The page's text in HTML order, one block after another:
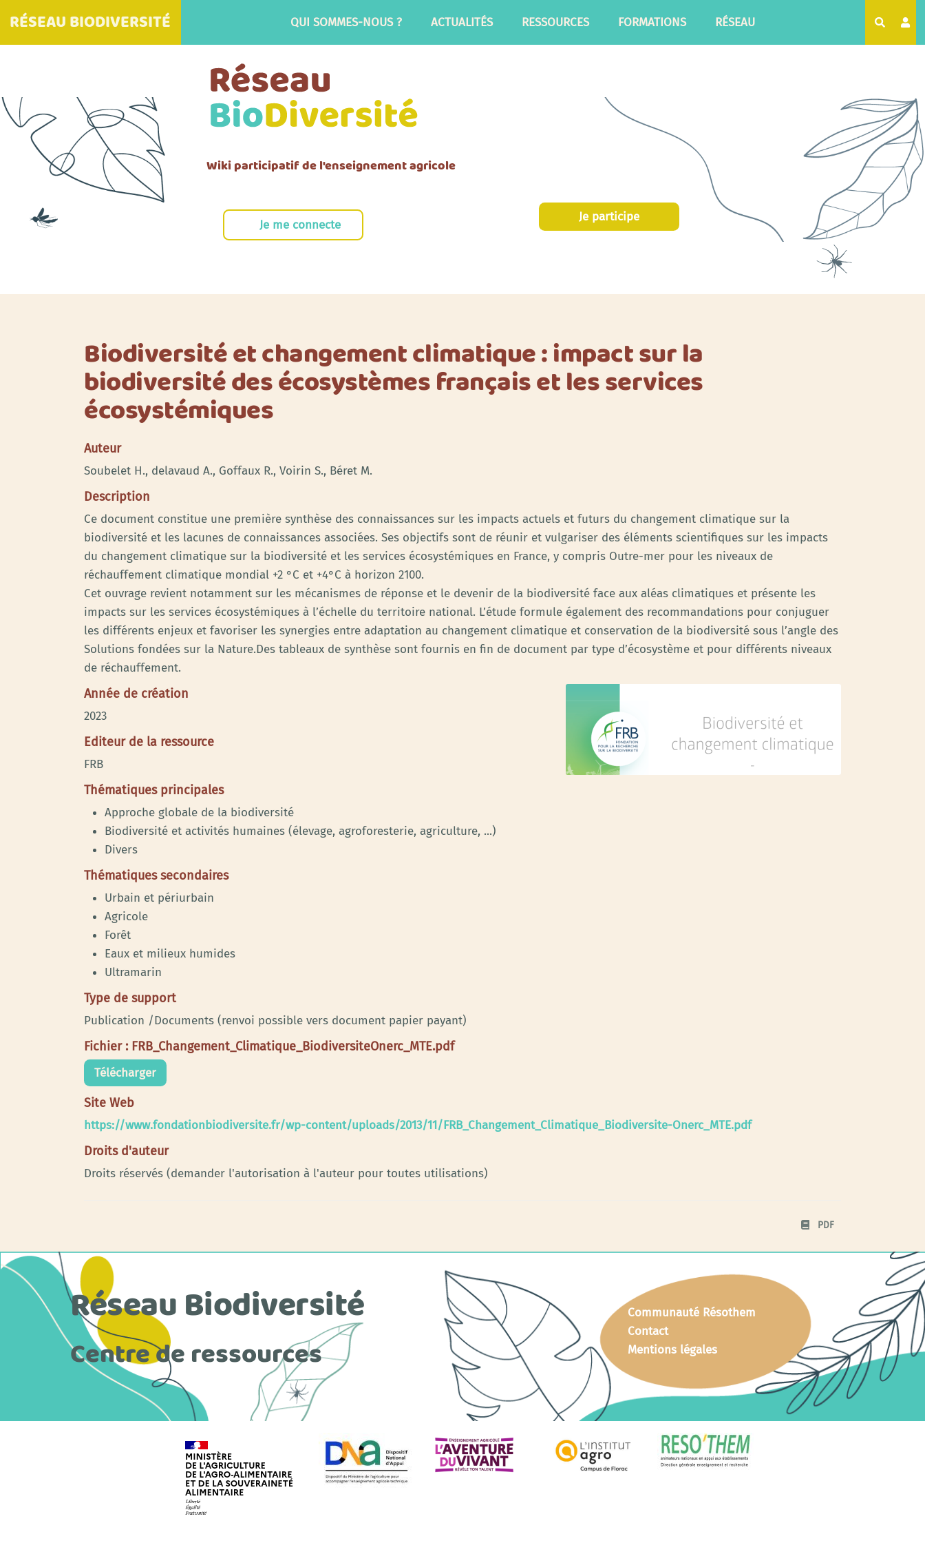
RÉSEAU BIODIVERSITÉ QUI SOMMES-NOUS ? ACTUALITÉS RESSOURCES FORMATIONS RÉSEAU
Wiki participatif de l'enseignement agricole
Je participe
Je me connecte
Biodiversité et changement climatique : impact sur la
biodiversité des écosystèmes français et les services
écosystémiques
Auteur
Soubelet H., delavaud A., Goffaux R., Voirin S., Béret M.
Description
Ce document constitue une première synthèse des connaissances sur les impacts actuels et futurs du changement climatique sur la
biodiversité et les lacunes de connaissances associées. Ses objectifs sont de réunir et vulgariser des éléments scientifiques sur les impacts
du changement climatique sur la biodiversité et les services écosystémiques en France, y compris Outre-mer pour les niveaux de
réchauffement climatique mondial +2 °C et +4°C à horizon 2100.
Cet ouvrage revient notamment sur les mécanismes de réponse et le devenir de la biodiversité face aux aléas climatiques et présente les
impacts sur les services écosystémiques à l’échelle du territoire national. L’étude formule également des recommandations pour conjuguer
les différents enjeux et favoriser les synergies entre adaptation au changement climatique et conservation de la biodiversité sous l’angle des
Solutions fondées sur la Nature.Des tableaux de synthèse sont fournis en fin de document par type d’écosystème et pour différents niveaux
de réchauffement.
Année de création
2023
Editeur de la ressource
FRB
Thématiques principales
Approche globale de la biodiversité
Biodiversité et activités humaines (élevage, agroforesterie, agriculture, ...)
Divers
Thématiques secondaires
Urbain et périurbain
Agricole
Forêt
Eaux et milieux humides
Ultramarin
Type de support
Publication /Documents (renvoi possible vers document papier payant)
Fichier : FRB_Changement_Climatique_BiodiversiteOnerc_MTE.pdf
Télécharger
Site Web
https://www.fondationbiodiversite.fr/wp-content/uploads/2013/11/FRB_Changement_Climatique_Biodiversite-Onerc_MTE.pdf
Droits d'auteur
Droits réservés (demander l'autorisation à l'auteur pour toutes utilisations)
PDF
Réseau Biodiversité
Centre de ressources
Communauté Résothem
Contact
Mentions légales